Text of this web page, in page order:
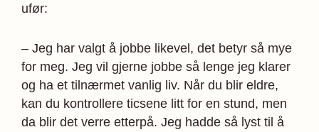
ufør:
– Jeg har valgt å jobbe likevel, det betyr så mye
for meg. Jeg vil gjerne jobbe så lenge jeg klarer
og ha et tilnærmet vanlig liv. Når du blir eldre,
kan du kontrollere ticsene litt for en stund, men
da blir det verre etterpå. Jeg hadde så lyst til å